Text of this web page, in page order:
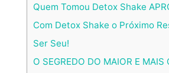
Quem Tomou Detox Shake
Com Detox Shake o Próximo
Ser Seu!
O SEGREDO DO MAIOR E MAIS